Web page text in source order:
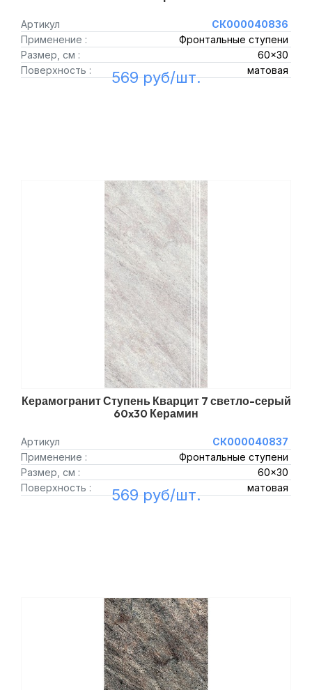
Артикул
СК000040836
Применение :
Фронтальные ступени
Размер, см :
60x30
Поверхность :
матовая
569 руб/шт.
Керамогранит Ступень Кварцит 7 светло-серый
60x30 Керамин
Артикул
СК000040837
Применение :
Фронтальные ступени
Размер, см :
60x30
Поверхность :
матовая
569 руб/шт.